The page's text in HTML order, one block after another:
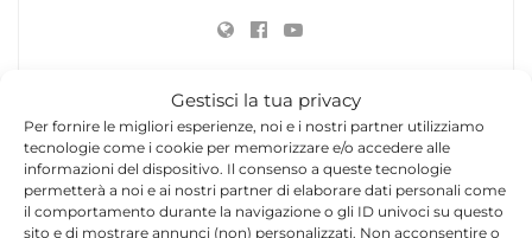
Gestisci la tua privacy
Per fornire le migliori esperienze, noi e i nostri partner utilizziamo
tecnologie come i cookie per memorizzare e/o accedere alle
informazioni del dispositivo. Il consenso a queste tecnologie
permetterà a noi e ai nostri partner di elaborare dati personali come
il comportamento durante la navigazione o gli ID univoci su questo
sito e di mostrare annunci (non) personalizzati. Non acconsentire o
Lascia un commento
Il tuo indirizzo email non sarà pubblicato. I campi